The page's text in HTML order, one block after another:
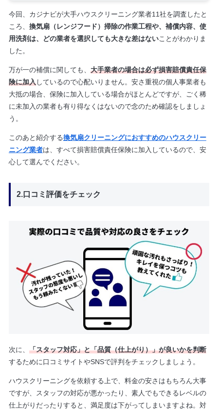
今回、カジナビが大手ハウスクリーニング業者11社を調査したと
ころ、 換気扇（レンジフード）掃除の作業工程や、補償内容、使
用洗剤は、どの業者を選択しても大きな差はないことがわかりま
した。
万が一の補償に関しても、 大手業者の場合は必ず損害賠償責任保
険に加入しているので心配いりません。安さ重視の個人事業者も
大抵の場合、保険に加入している場合がほとんどですが、ごく稀
に未加入の業者も有り得なくはないので念のため確認をしましょ
う。
このあと紹介する換気扇クリーニングにおすすめのハウスクリー
ニング業者は、すべて損害賠償責任保険に加入しているので、安
心して選んでください。
2.口コミ評価をチェック
次に、 「スタッフ対応」と「品質（仕上がり）」が良いかを判断
するために口コミサイトやSNSで評判をチェックしましょう。
ハウスクリーニングを依頼する上で、料金の安さはもちろん大事
ですが、スタッフの対応が悪かったり、素人でもできるレベルの
仕上がりだったりすると、満足度は下がってしまいますよね。対